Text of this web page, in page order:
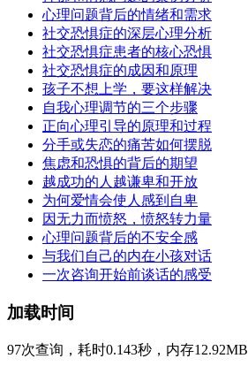
心理问题背后的情绪和需求
社交恐惧症的深层心理分析
社交恐惧症患者的核心恐惧
社交恐惧症的成因和原理
孩子不想上学，要这样解决
自我心理调节的三个步骤
正向心理引导的原理和过程
分手或失恋的痛苦如何摆脱
焦虑和恐惧的背后的期望
越成功的人越谦卑和开放
为何爱情会使人感到自卑
因无力而愤怒，愤怒转力量
心理问题背后的不安全感
与我们自己的内在小孩对话
一次咨询开始前谈话的感受
加载时间
97次查询，耗时0.143秒，内存12.92MB